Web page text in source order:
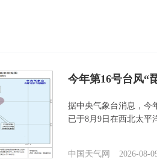
今年第16号台风“
据中央气象台消息，今
已于8月9日在西北太平
中国天气网 2026-08-